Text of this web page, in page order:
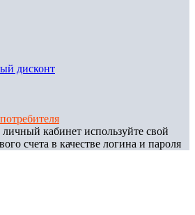
дисконт
личный кабинет используйте свой
счета в качестве логина и пароля